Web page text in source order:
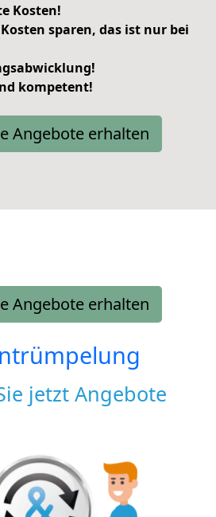
Kosten!
Kosten sparen, das ist nur bei
kompetent!
Angebote erhalten
Angebote erhalten
jetzt Angebote